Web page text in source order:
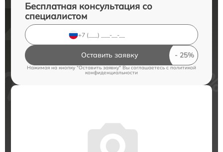
Бесплатная консультация со
специалистом
Оставить заявку
Нажимая на кнопку "Оставить заявку" Вы соглашаетесь cполитикой
конфиденциальности